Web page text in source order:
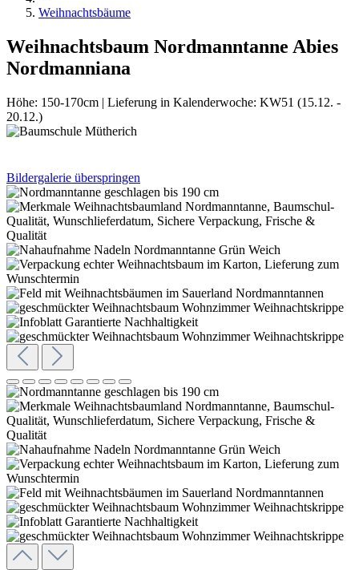
Weihnachtsbäume
Weihnachtsbaum Nordmanntanne Abies
Nordmanniana
Höhe: 150-170cm | Lieferung in Kalenderwoche: KW51 (15.12. -
20.12.)
Bildergalerie überspringen